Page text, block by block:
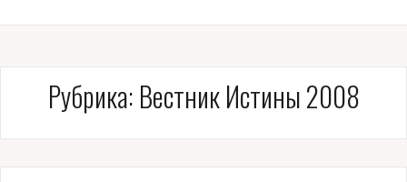
Рубрика: Вестник Истины 2008